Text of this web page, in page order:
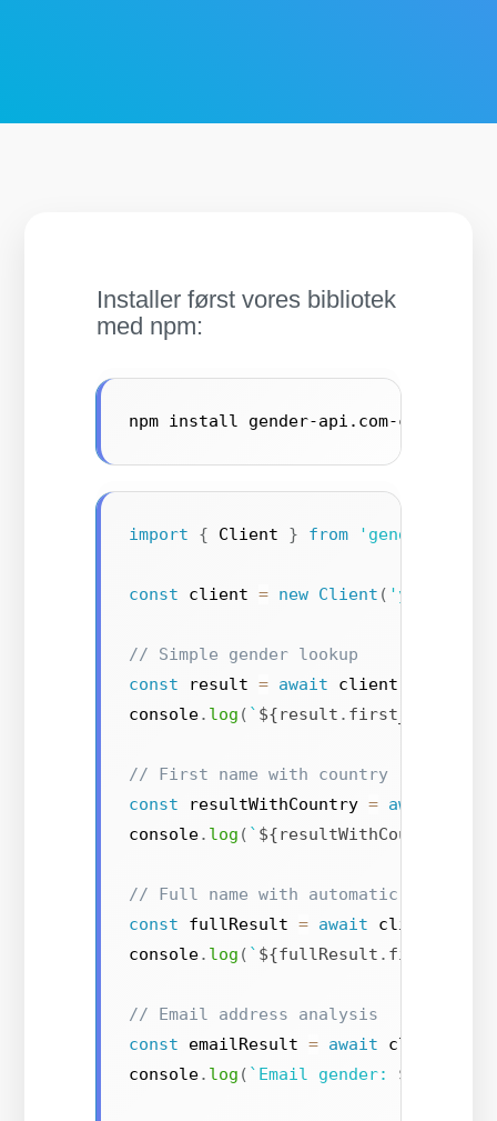
Installer først vores bibliotek
med npm:
npm install gender-api.com-client --
import { Client } from 'gender-
const client = new Client ( 'your-api-
// Simple gender lookup
const result = await client
console. log ( ` ${result . first_name
// First name with country (e.g.,
const resultWithCountry = await
console. log ( ` ${resultWithCountry
// Full name with automatic first/
const fullResult = await client
console. log ( ` ${fullResult . first_name
// Email address analysis
const emailResult = await client
console. log ( ` Email gender: ${